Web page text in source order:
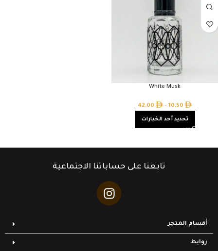
White Musk
10,50
–
42,00
تحديد أحد الخيارات
تابعنا على حساباتنا الاجتماعية
أقسام المتجر
روابط